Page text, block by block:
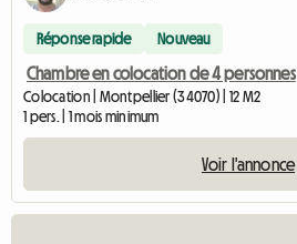
Réponse rapide Nouveau
Chambre en colocation de 4 personnes
Colocation | Montpellier (34070) | 12 M2
1 pers. | 1 mois minimum
Voir l'annonce